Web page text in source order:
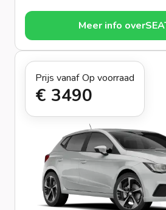
Meer info over
Prijs vanaf
€ 349
Op voorraad
0